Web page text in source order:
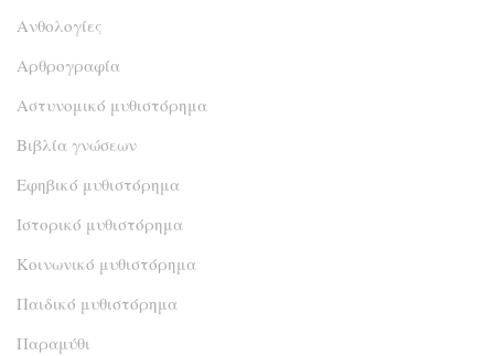
Ανθολογίες
Αρθρογραφία
Αστυνομικό μυθιστόρημα
Βιβλία γνώσεων
Εφηβικό μυθιστόρημα
Ιστορικό μυθιστόρημα
Κοινωνικό μυθιστόρημα
Παιδικό μυθιστόρημα
Παραμύθι